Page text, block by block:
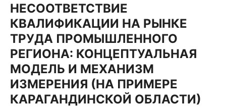
НЕСООТВЕТСТВИЕ
КВАЛИФИКАЦИИ НА РЫНКЕ
ТРУДА ПРОМЫШЛЕННОГО
РЕГИОНА: КОНЦЕПТУАЛЬНАЯ
МОДЕЛЬ И МЕХАНИЗМ
ИЗМЕРЕНИЯ (НА ПРИМЕРЕ
КАРАГАНДИНСКОЙ ОБЛАСТИ)